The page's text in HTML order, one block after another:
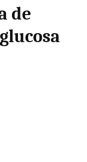
de